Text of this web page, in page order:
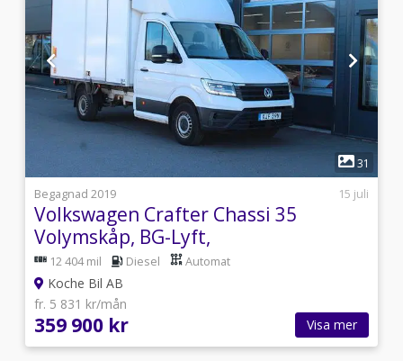
1
31
Begagnad 2019
15 juli
Volkswagen Crafter Chassi 35
Volymskåp, BG-Lyft,
12 404 mil Diesel Automat
Koche Bil AB
fr. 5 831 kr/mån
359 900 kr Visa mer